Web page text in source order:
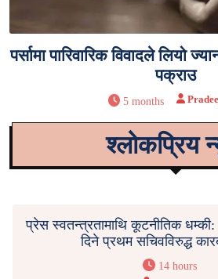
पर्सामा पारिवारिक विवादले लियो
पक्राउ
5 months
श्लोकप्रिय
प्रेस स्वतन्त्रतामाथि कूटनीतिक धम्की:
दिने प्रथम सचिवविरुद्ध
14 hours